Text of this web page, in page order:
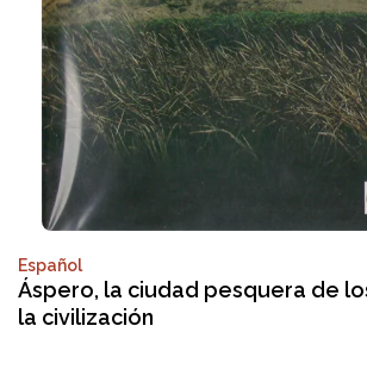
Español
Áspero, la ciudad pesquera de
la civilización